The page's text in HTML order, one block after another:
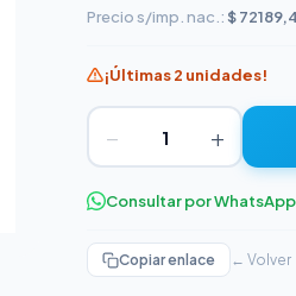
Precio s/imp. nac.: $
¡Últimas 2 unidades!
− +
Consultar por WhatsApp
Copiar enlace ← Volver